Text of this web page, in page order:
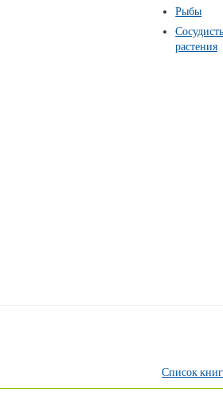
Рыбы
растения
Список книг